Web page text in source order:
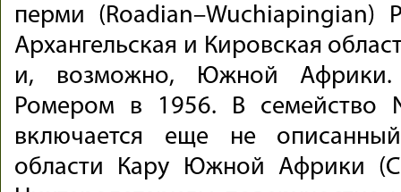
перми (Roadian–Wuchiapingian)
Архангельская и Кировская
и, возможно, Южной Африки.
Ромером в 1956. В семейство
включается еще не
области Кару Южной Африки